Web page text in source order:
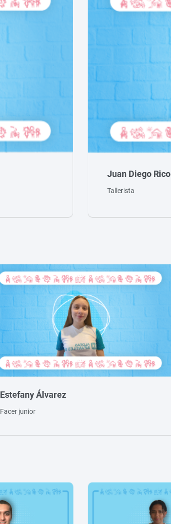
Juan Diego Rico
Tallerista
Estefany Álvarez
Facer junior